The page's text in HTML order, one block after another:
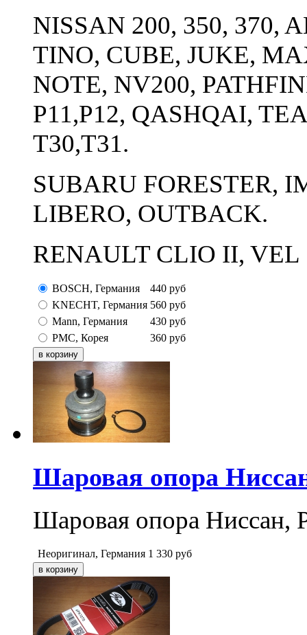
NISSAN 200, 350, 370,
TINO, CUBE, JUKE,
NOTE, NV200,
P11,P12, QASHQAI,
T30,T31.
SUBARU FORESTER,
LIBERO, OUTBACK.
RENAULT CLIO II, VEL
BOSCH, Германия 440 руб
KNECHT, Германия 560 руб
Mann, Германия
430 руб
PMC, Корея
360 руб
Шаровая опора
Шаровая опора Ниссан,
Неоригинал, Германия 1 330 руб